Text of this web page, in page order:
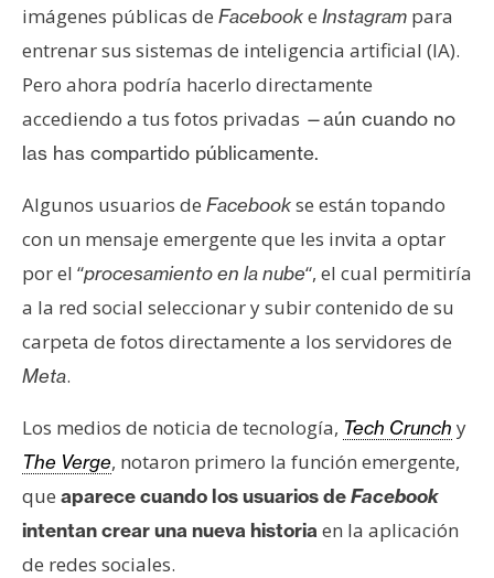
N
o
a
s
d
P
r
e
n
s
a
T
m
a
s
imágenes públicas de Facebooke Instagram para
entrenar sus sistemas de inteligencia artificial (IA).
Pero ahora podría hacerlo directamente
accediendo a tus fotos privadas —aún cuando no
las has compartido públicamente.
Algunos usuarios de Facebookse están topando
con un mensaje emergente que les invita a optar
por el “procesamiento en la nube“, el cual permitiría
a la red social seleccionar y subir contenido de su
carpeta de fotos directamente a los servidores de
Meta.
Los medios de noticia de tecnología, Tech Crunch y
The Verge, notaron primero la función emergente,
que aparece cuando los usuarios deFacebook
intentan crear una nueva historia en la aplicación
de redes sociales.